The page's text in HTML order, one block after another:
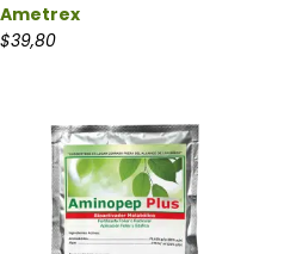
Ametrex
$39,80